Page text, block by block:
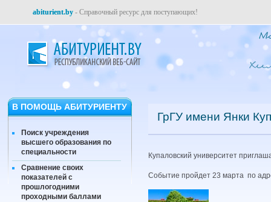
abiturient.by - Справочный ресурс для поступающих!
В ПОМОЩЬ АБИТУРИЕНТУ
Поиск учреждения
высшего образования по
специальности
Сравнение своих
показателей с
прошлогодними
проходными баллами
ГрГУ имени Янки
Купаловский университет
Событие пройдет 23 марта по